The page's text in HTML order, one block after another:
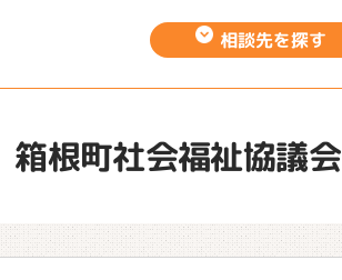
相談先を探す
箱根町社会福祉協議会